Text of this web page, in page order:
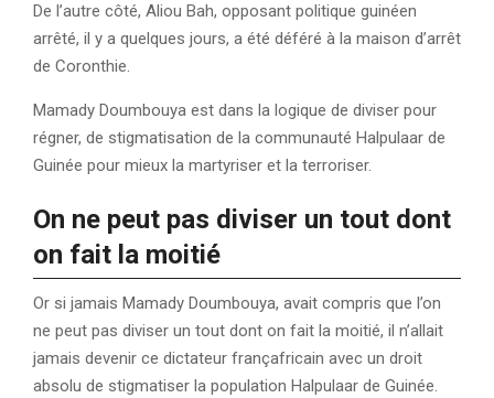
De l’autre côté, Aliou Bah, opposant politique guinéen
arrêté, il y a quelques jours, a été déféré à la maison d’arrêt
de Coronthie.
Mamady Doumbouya est dans la logique de diviser pour
régner, de stigmatisation de la communauté Halpulaar de
Guinée pour mieux la martyriser et la terroriser.
On ne peut pas diviser un tout dont
on fait la moitié
Or si jamais Mamady Doumbouya, avait compris que l’on
ne peut pas diviser un tout dont on fait la moitié, il n’allait
jamais devenir ce dictateur françafricain avec un droit
absolu de stigmatiser la population Halpulaar de Guinée.